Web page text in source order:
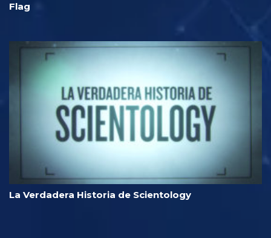
Flag
La Verdadera Historia de Scientology